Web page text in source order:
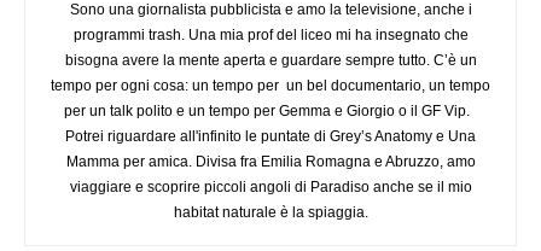
Sono una giornalista pubblicista e amo la televisione, anche i
programmi trash. Una mia prof del liceo mi ha insegnato che
bisogna avere la mente aperta e guardare sempre tutto. C’è un
tempo per ogni cosa: un tempo per un bel documentario, un tempo
per un talk polito e un tempo per Gemma e Giorgio o il GF Vip.
Potrei riguardare all'infinito le puntate di Grey’s Anatomy e Una
Mamma per amica. Divisa fra Emilia Romagna e Abruzzo, amo
viaggiare e scoprire piccoli angoli di Paradiso anche se il mio
habitat naturale è la spiaggia.